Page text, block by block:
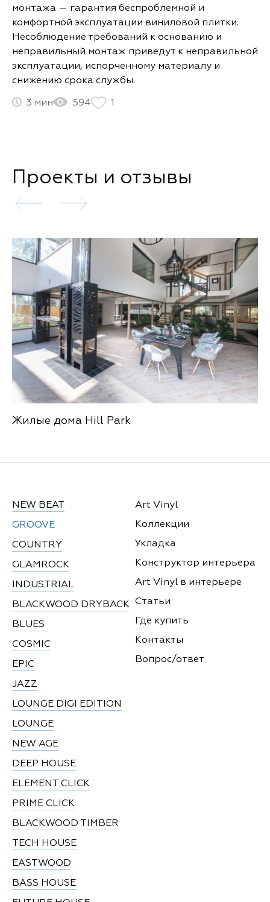
монтажа — гарантия беспроблемной и
комфортной эксплуатации виниловой плитки.
Несоблюдение требований к основанию и
неправильный монтаж приведут к неправильной
эксплуатации, испорченному материалу и
снижению срока службы.
3 594 1
Проекты и отзывы
Жилые дома Hill Park
NEW BEAT
GROOVE
COUNTRY
GLAMROCK
INDUSTRIAL
BLACKWOOD DRYBACK
BLUES
COSMIC
EPIC
JAZZ
LOUNGE DIGI EDITION
LOUNGE
NEW AGE
DEEP HOUSE
ELEMENT CLICK
PRIME CLICK
BLACKWOOD TIMBER
TECH HOUSE
EASTWOOD
BASS HOUSE
Art Vinyl
Коллекции
Укладка
Конструктор интерьера
Art Vinyl в интерьере
Статьи
Где купить
Контакты
Вопрос/ответ